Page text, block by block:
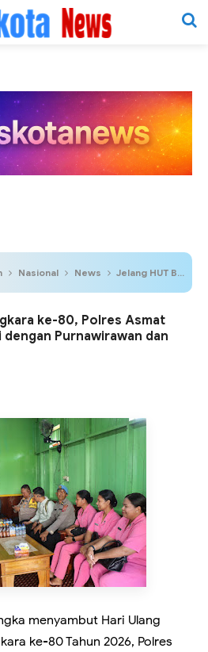
Nasional News Jelang HUT Bhayangkara ke-80, Polres Asmat Pererat Silaturahmi dengan Purnawirawan dan Warakawuri
ke-80, Polres Asmat
Purnawirawan dan
menyambut Hari Ulang
ke-80 Tahun 2026, Polres